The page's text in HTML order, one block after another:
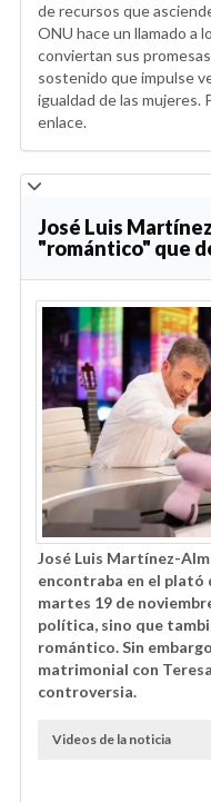
de recursos que
ONU hace un llamado a
conviertan sus
sostenido que impulse
igualdad de las mujeres.
enlace.
José Luis
"romántico" que
José Luis Martínez-
encontraba en el plató
martes 19 de
política, sino que
romántico. Sin
matrimonial con
controversia.
Videos de la noticia